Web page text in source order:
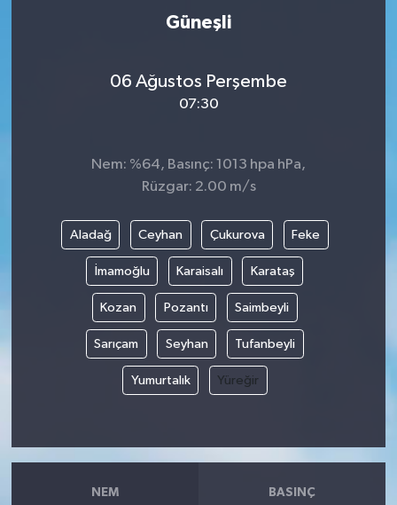
Güneşli
06 Ağustos Perşembe
07:30
Nem: %64, Basınç: 1013 hpa hPa,
Rüzgar: 2.00 m/s
Aladağ Ceyhan Çukurova Feke
İmamoğlu Karaisalı Karataş
Kozan Pozantı Saimbeyli
Sarıçam Seyhan Tufanbeyli
Yumurtalık Yüreğir
NEM BASINÇ